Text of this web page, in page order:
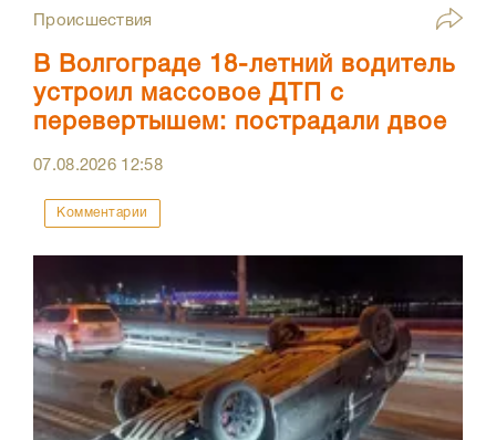
Происшествия
В Волгограде 18-летний водитель
устроил массовое ДТП с
перевертышем: пострадали двое
07.08.2026 12:58
Комментарии